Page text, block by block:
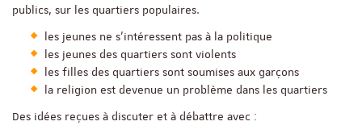
publics, sur les quartiers populaires.
les jeunes ne s’intéressent pas à la politique
les jeunes des quartiers sont violents
les filles des quartiers sont soumises aux garçons
la religion est devenue un problème dans les quartiers
Des idées reçues à discuter et à débattre avec :